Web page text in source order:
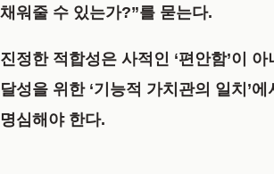
채워줄 수 있는가?”를 묻는다.
진정한 적합성은 사적인 ‘편안함’이 아
달성을 위한 ‘기능적 가치관의 일치’에
명심해야 한다.